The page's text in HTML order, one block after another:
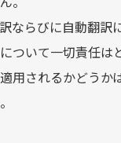
ならびに自動翻訳
ついて一切責任は
用されるかどうか